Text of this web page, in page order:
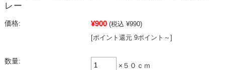
レー
価格: ¥900 (税込 ¥990)
[ポイント還元 9ポイント～]
数量:
×５０ｃｍ